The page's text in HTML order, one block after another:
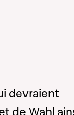
devraient